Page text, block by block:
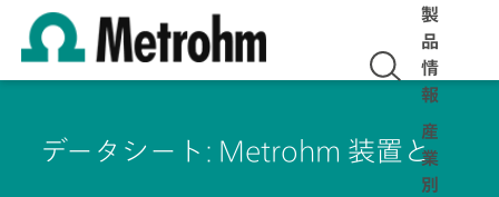
製
品
情
報
産
業
別
データシート: Metrohm 装置と